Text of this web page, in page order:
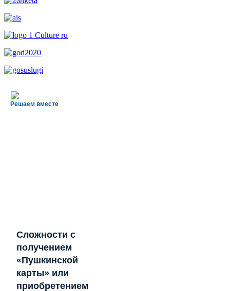
Решаем вместе
Сложности с
получением
«Пушкинской
карты» или
приобретением